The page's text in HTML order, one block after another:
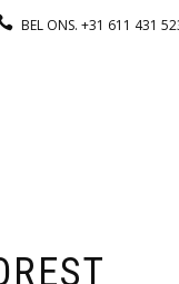
BEL ONS. +31 611 431